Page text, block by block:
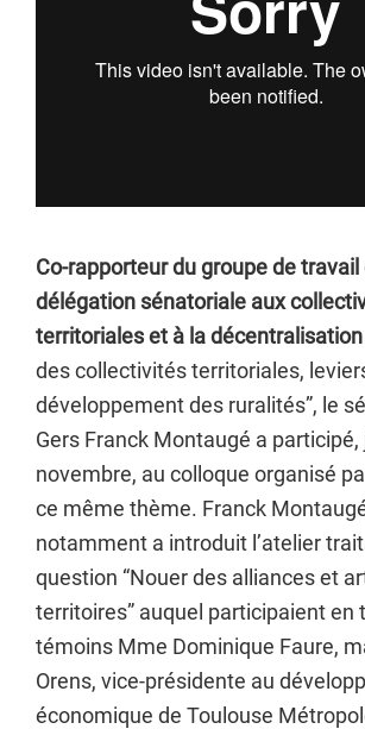
Co-rapporteur du groupe de travail
délégation sénatoriale aux
territoriales et à la décentralisation
des collectivités territoriales,
développement des ruralités”, le
Gers Franck Montaugé a participé,
novembre, au colloque organisé
ce même thème. Franck
notamment a introduit l’atelier
question “Nouer des alliances et
territoires” auquel participaient en
témoins Mme Dominique Faure,
Orens, vice-présidente au
économique de Toulouse